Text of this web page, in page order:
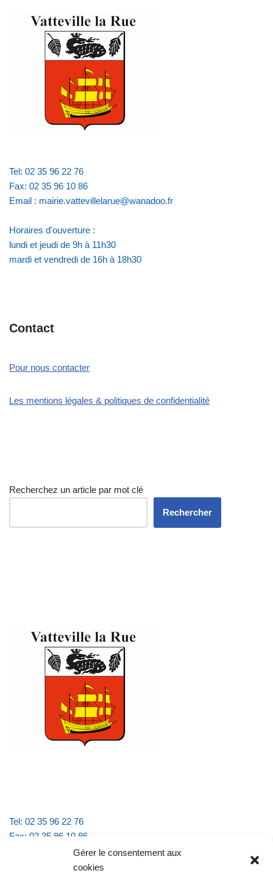
Gérer le consentement aux
cookies
Tel: 02 35 96 22 76
Fax: 02 35 96 10 86
Email : mairie.vattevillelarue@wanadoo.fr
Horaires d'ouverture :
lundi et jeudi de 9h à 11h30
mardi et vendredi de 16h à 18h30
Contact
Pour nous contacter
Les mentions légales & politiques de confidentialité
Recherchez un article par mot clé
Rechercher
Tel: 02 35 96 22 76
Fax: 02 35 96 10 86
Email : mairie.vattevillelarue@wanadoo.fr